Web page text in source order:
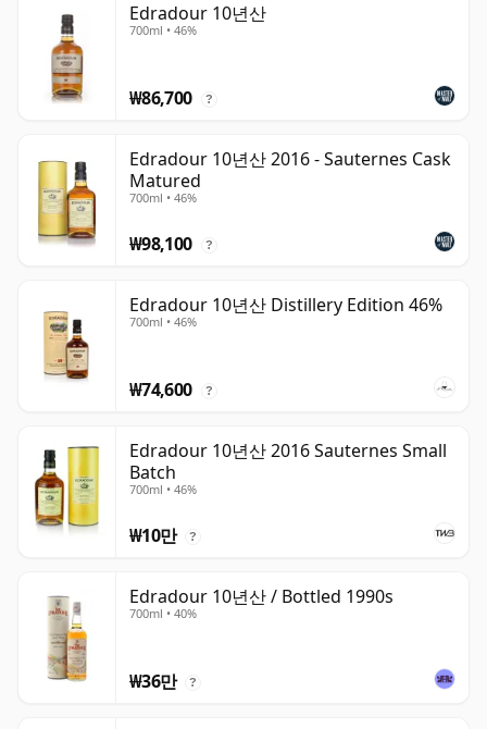
Edradour 10년산
700ml • 46%
₩86,700 ?
Edradour 10년산 2016 - Sauternes Cask
Matured
700ml • 46%
₩98,100 ?
Edradour 10년산 Distillery Edition 46%
700ml • 46%
₩74,600 ?
Edradour 10년산 2016 Sauternes Small
Batch
700ml • 46%
₩10만 ?
Edradour 10년산 / Bottled 1990s
700ml • 40%
₩36만 ?